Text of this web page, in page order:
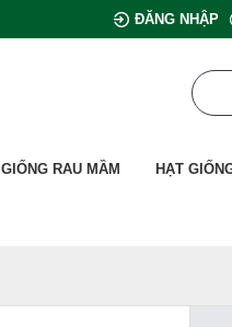
ĐĂNG NHẬP
GIỐNG RAU MẦM HẠT